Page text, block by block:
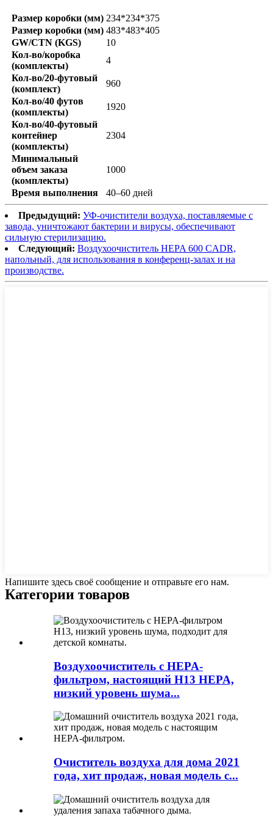
Размер коробки (мм) 234*234*375
Размер коробки (мм) 483*483*405
GW/CTN (KGS)
10
Кол-во/коробка
(комплекты)
4
Кол-во/20-футовый
(комплект)
960
Кол-во/40 футов
(комплекты)
1920
Кол-во/40-футовый
контейнер
(комплекты)
2304
Минимальный
объем заказа
(комплекты)
1000
Время выполнения 40–60 дней
Предыдущий: УФ-очистители воздуха, поставляемые с
завода, уничтожают бактерии и вирусы, обеспечивают
сильную стерилизацию.
Следующий: Воздухоочиститель HEPA 600 CADR,
напольный, для использования в конференц-залах и на
производстве.
Напишите здесь своё сообщение и отправьте его нам.
Категории товаров
Воздухоочиститель с HEPA-
фильтром, настоящий H13 HEPA,
низкий уровень шума...
Очиститель воздуха для дома 2021
года, хит продаж, новая модель с...